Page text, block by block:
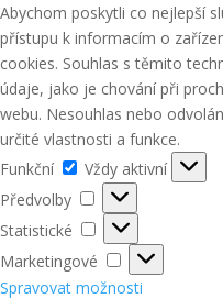
Abychom poskytli co nejlepší
přístupu k informacím o
cookies. Souhlas s těmito
údaje, jako je chování při
webu. Nesouhlas nebo
určité vlastnosti a funkce.
Funkční
Funkční
Vždy aktivní
Předvolby
Předvolby
Statistické
Statistické
Marketingové
Marketingové
Spravovat možnosti